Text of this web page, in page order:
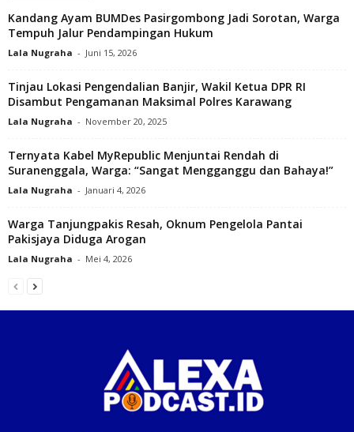
Kandang Ayam BUMDes Pasirgombong Jadi Sorotan, Warga
Tempuh Jalur Pendampingan Hukum
Lala Nugraha - Juni 15, 2026
Tinjau Lokasi Pengendalian Banjir, Wakil Ketua DPR RI
Disambut Pengamanan Maksimal Polres Karawang‎
Lala Nugraha - November 20, 2025
Ternyata Kabel MyRepublic Menjuntai Rendah di
Suranenggala, Warga: “Sangat Mengganggu dan Bahaya!”
Lala Nugraha - Januari 4, 2026
Warga Tanjungpakis Resah, Oknum Pengelola Pantai
Pakisjaya Diduga Arogan
Lala Nugraha - Mei 4, 2026